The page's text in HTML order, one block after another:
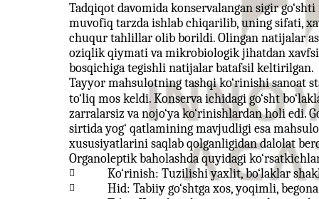
Tadqiqot davomida konservalangan sigir
muvofiq tarzda ishlab chiqarilib, uning sifati,
chuqur tahlillar olib borildi. Olingan natijalar
oziqlik qiymati va mikrobiologik jihatdan
bosqichiga tegishli natijalar batafsil keltirilgan.
Tayyor mahsulotning tashqi ko‘rinishi sanoat
to‘liq mos keldi. Konserva ichidagi go‘sht
zarralarsiz va nojo‘ya ko‘rinishlardan holi edi.
sirtida yog‘ qatlamining mavjudligi esa
xususiyatlarini saqlab qolganligidan dalolat
Organoleptik baholashda quyidagi
 Ko‘rinish: Tuzilishi yaxlit, bo‘laklar
 Hid: Tabiiy go‘shtga xos, yoqimli,